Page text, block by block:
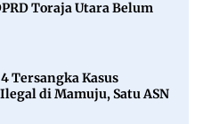
Toraja Utara Belum
Tersangka Kasus
di Mamuju, Satu ASN